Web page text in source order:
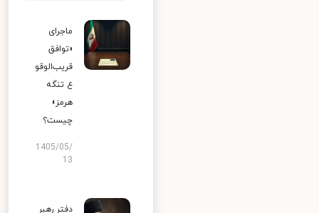
ماجرای
«توافق
قریب‌الوقو
ع تنگه
هرمز»
چیست؟
1405/05/
13
دفتر رهبر